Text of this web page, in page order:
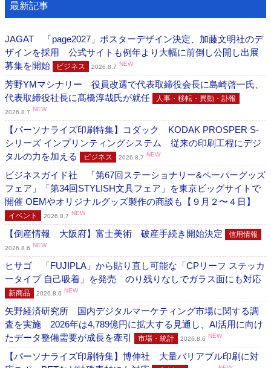
最新記事
JAGAT 「page2027」ポスターデザイン決定、加藤文明社のデ
ザインを採用 公式サイトも例年より大幅に前倒し公開し出展
募集を開始
ビジネス 2026.8.7 NEW
芳野YMマシナリー 役員改選で代表取締役会長に島崎啓一氏、
代表取締役社長に髙橋淳哉氏が就任
人事・移転・異動・訃報
2026.8.7 NEW
【パーソナライズ印刷特集】コダック KODAK PROSPER S-
シリーズ インプリンティングシステム 従来の印刷工程にデジ
タルの力を加える
ビジネス 2026.8.7 NEW
ビジネスガイド社 「第67回ステーショナリー&ペーパーグッズ
フェア」「第34回STYLISH文具フェア」を東京ビッグサイトで
開催 OEMやオリジナルグッズ製作の商談も【９月２〜４日】
イベント 2026.8.7 NEW
【倒産情報 大阪府】富士美術 破産手続き開始決定 信用情報
2026.8.6 NEW
ヒサゴ 「FUJIPLA」から貼り直し可能な「CPリーフ ステッカ
ータイプ 自己吸着」を発売 のり残りなしでガラス面にも対応
新商品 2026.8.6 NEW
矢野経済研究所 国内デジタルマーケティング市場に関する調
査を実施 2026年は4,789億円に拡大する見通し、AI活用に向け
たデータ整備需要が成長を牽引
市場・統計 2026.8.6 NEW
【パーソナライズ印刷特集】博伸社 大量バリアブル印刷に対